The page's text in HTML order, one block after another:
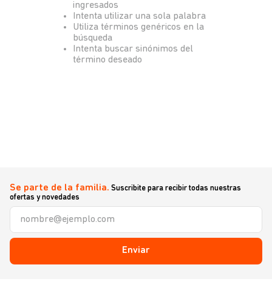
ingresados
Intenta utilizar una sola palabra
Utiliza términos genéricos en la
búsqueda
Intenta buscar sinónimos del
término deseado
Se parte de la familia. Suscribite para recibir todas nuestras
ofertas y novedades
Enviar